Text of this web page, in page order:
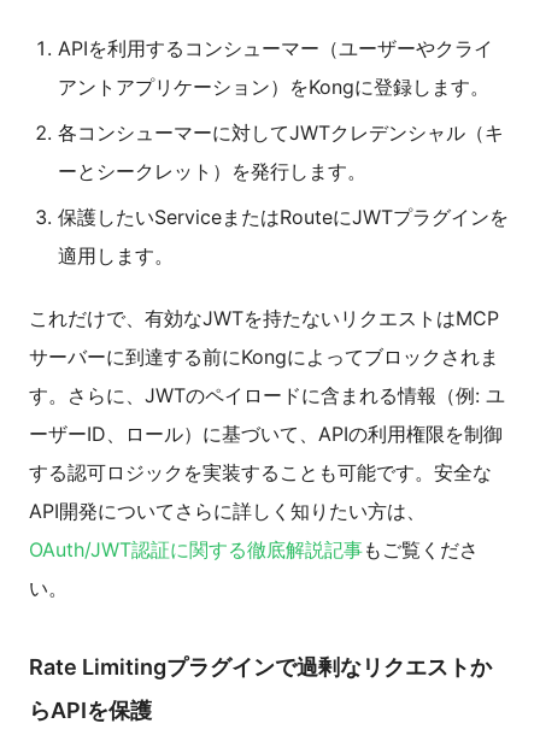
APIを利用するコンシューマー（ユーザーやクライ
アントアプリケーション）をKongに登録します。
各コンシューマーに対してJWTクレデンシャル（キ
ーとシークレット）を発行します。
保護したいServiceまたはRouteにJWTプラグインを
適用します。
これだけで、有効なJWTを持たないリクエストはMCP
サーバーに到達する前にKongによってブロックされま
す。さらに、JWTのペイロードに含まれる情報（例: ユ
ーザーID、ロール）に基づいて、APIの利用権限を制御
する認可ロジックを実装することも可能です。安全な
API開発についてさらに詳しく知りたい方は、
OAuth/JWT認証に関する徹底解説記事もご覧くださ
い。
Rate Limitingプラグインで過剰なリクエストか
らAPIを保護